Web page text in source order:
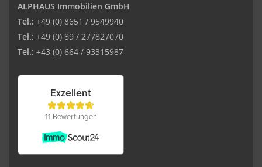
ALPHAUS Immobilien GmbH
Tel.: +49 (0) 8651 / 9549940
Tel.: +49 (0) 89 / 277827070
Tel.: +43 (0) 664 / 93315987